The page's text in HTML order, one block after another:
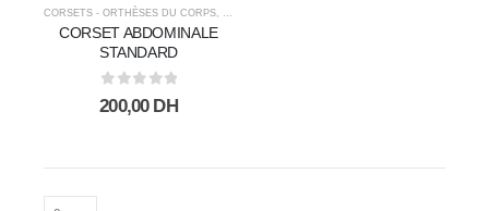
CORSETS - ORTHÈSES DU CORPS
CORSET ABDOMINALE
STANDARD
0sur 5
200,00 DH
CHAUSSURES
sur 5
1.340,00 DH
850,00 DH
350,00